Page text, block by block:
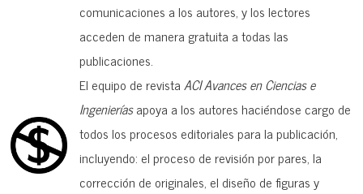
comunicaciones a los autores, y los lectores
acceden de manera gratuita a todas las
publicaciones.
El equipo de revistaACI Avances en Ciencias e
Ingenieríasapoya a los autores haciéndose cargo de
todos los procesos editoriales para la publicación,
incluyendo: el proceso de revisión por pares, la
corrección de originales, el diseño de figuras y